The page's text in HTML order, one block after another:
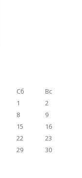
Сб
Вс
1
2
8
9
15
16
22
23
29
30